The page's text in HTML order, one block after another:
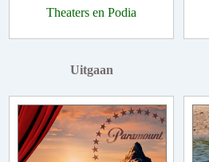
Theaters en Podia
Uitgaan